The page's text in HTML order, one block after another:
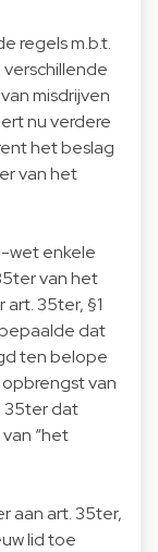
regels m.b.t.
misdrijven
nu verdere
het beslag
van het
wet enkele
van het
35ter, §1
dat
ten belope
van
35ter dat
“het
aan art. 35ter,
lid toe